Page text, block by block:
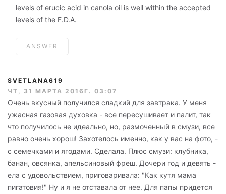
levels of erucic acid in canola oil is well within the accepted
levels of the F.D.A.
ANSWER
SVETLANA619
ЧТ, 31 МАРТА 2016Г. 03:07
Очень вкусный получился сладкий для завтрака. У меня
ужасная газовая духовка - все пересушивает и палит, так
что получилось не идеально, но, размоченный в смузи, все
равно очень хорош! Захотелось именно, как у вас на фото, -
с семечками и ягодами. Сделала. Плюс смузи: клубника,
банан, овсянка, апельсиновый фреш. Дочери год и девять -
ела с удовольствием, приговаривала: "Как кутя мама
пигатовия!" Ну и я не отставала от нее. Для папы придется